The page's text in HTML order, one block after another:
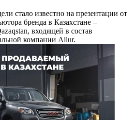
стало известно на презентации от
бренда в Казахстане –
входящей в состав
компании Allur.